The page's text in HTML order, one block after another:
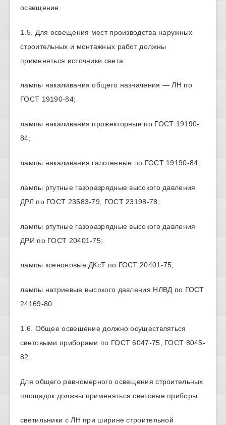
освещение.
1.5. Для освещения мест производства наружных
строительных и монтажных работ должны
применяться источники света:
лампы накаливания общего назначения — ЛН по
ГОСТ 19190-84;
лампы накаливания прожекторные по ГОСТ 19190-
84;
лампы накаливания галогенные по ГОСТ 19190-84;
лампы ртутные газоразрядные высокого давления
ДРЛ по ГОСТ 23583-79, ГОСТ 23198-78;
лампы ртутные газоразрядные высокого давления
ДРИ по ГОСТ 20401-75;
лампы ксеноновые ДКсТ по ГОСТ 20401-75;
лампы натриевые высокого давления НЛВД по ГОСТ
24169-80.
1.6. Общее освещение должно осуществляться
световыми приборами по ГОСТ 6047-75, ГОСТ 8045-
82.
Для общего равномерного освещения строительных
площадок должны применяться световые приборы:
светильники с ЛН при ширине строительной